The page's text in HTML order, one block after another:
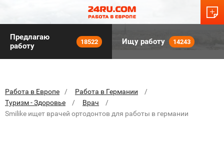
Предлагаю
работу
18522 Ищу работу 14243
Работа в Европе
Работа в Германии
Туризм - Здоровье
Врач
Smilike ищет врачей ортодонтов для работы в германии